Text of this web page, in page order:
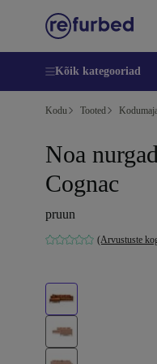
Kõik kategooriad
Kodu Tooted
Noa
Cognac
pruun
(Arvustuste